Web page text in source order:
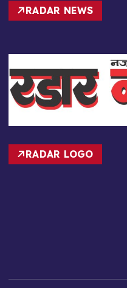
RADAR NEWS
RADAR LOGO